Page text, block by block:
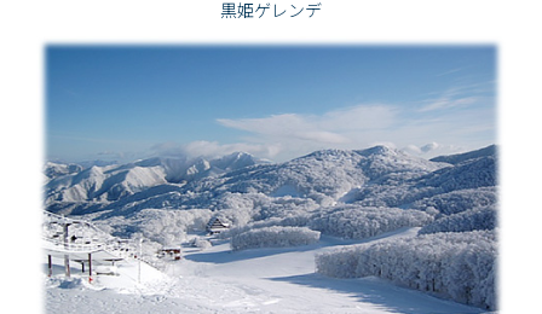
黒姫ゲレンデ